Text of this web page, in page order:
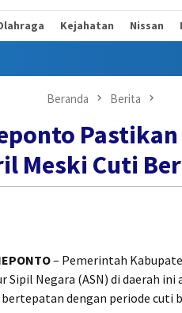
Kejahatan Nissan
Beranda Berita
Pastikan
Meski Cuti
– Pemerintah
Sipil Negara (ASN) di daerah
bertepatan dengan periode cuti